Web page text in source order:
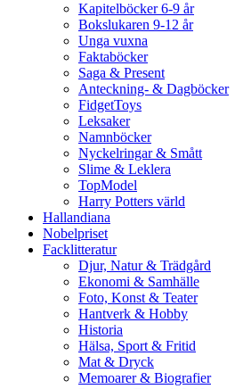
Kapitelböcker 6-9 år
Bokslukaren 9-12 år
Unga vuxna
Faktaböcker
Saga & Present
Anteckning- & Dagböcker
FidgetToys
Leksaker
Namnböcker
Nyckelringar & Smått
Slime & Leklera
TopModel
Harry Potters värld
Hallandiana
Nobelpriset
Facklitteratur
Djur, Natur & Trädgård
Ekonomi & Samhälle
Foto, Konst & Teater
Hantverk & Hobby
Historia
Hälsa, Sport & Fritid
Mat & Dryck
Memoarer & Biografier